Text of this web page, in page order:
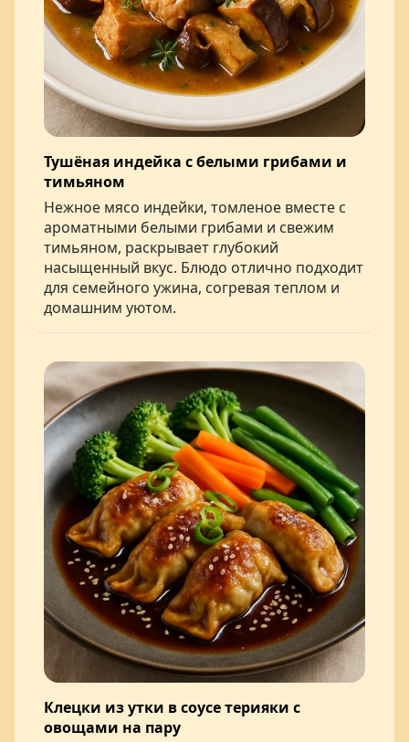
Тушёная индейка с белыми грибами и
тимьяном
Нежное мясо индейки, томленое вместе с
ароматными белыми грибами и свежим
тимьяном, раскрывает глубокий
насыщенный вкус. Блюдо отлично подходит
для семейного ужина, согревая теплом и
домашним уютом.
Клецки из утки в соусе терияки с
овощами на пару